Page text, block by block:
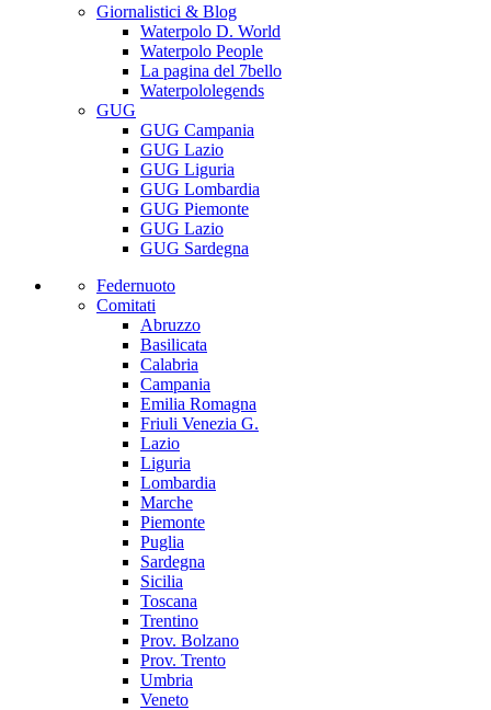
Giornalistici & Blog
Waterpolo D. World
Waterpolo People
La pagina del 7bello
Waterpololegends
GUG
GUG Campania
GUG Lazio
GUG Liguria
GUG Lombardia
GUG Piemonte
GUG Lazio
GUG Sardegna
Federnuoto
Comitati
Abruzzo
Basilicata
Calabria
Campania
Emilia Romagna
Friuli Venezia G.
Lazio
Liguria
Lombardia
Marche
Piemonte
Puglia
Sardegna
Sicilia
Toscana
Trentino
Prov. Bolzano
Prov. Trento
Umbria
Veneto